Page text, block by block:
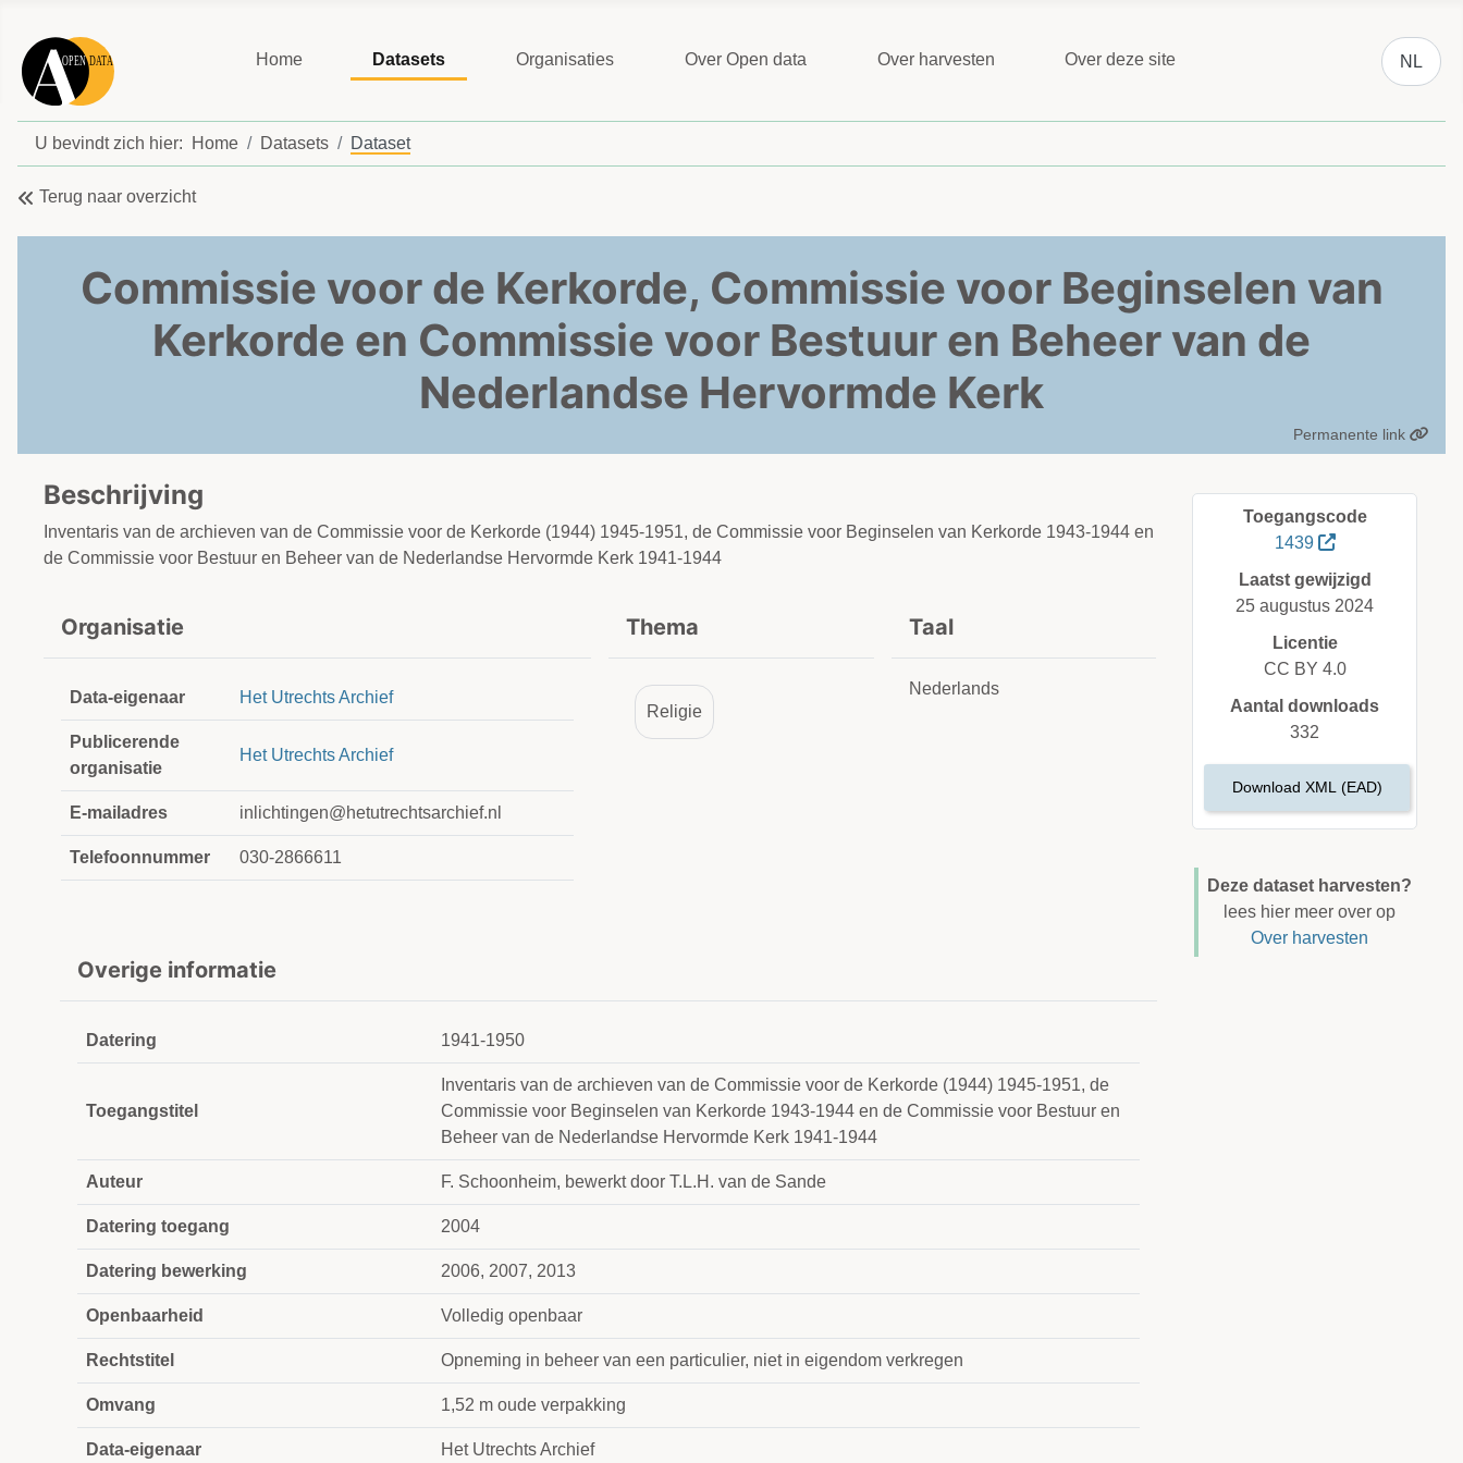
Home Datasets Organisaties Over Open data Over harvesten Over deze site
Selecteer
NL
U bevindt zich hier: Home Datasets Dataset
Terug naar overzicht
Commissie voor de Kerkorde, Commissie voor Beginselen van
Kerkorde en Commissie voor Bestuur en Beheer van de
Nederlandse Hervormde Kerk
Permanente link
Beschrijving
Inventaris van de archieven van de Commissie voor de Kerkorde (1944) 1945-1951, de Commissie voor Beginselen van Kerkorde 1943-1944 en
de Commissie voor Bestuur en Beheer van de Nederlandse Hervormde Kerk 1941-1944
Organisatie
Data-eigenaar Het Utrechts Archief
Publicerende
organisatie
Het Utrechts Archief
E-mailadres inlichtingen@hetutrechtsarchief.nl
Telefoonnummer 030-2866611
Thema
Religie
Taal
Nederlands
Overige informatie
Datering 1941-1950
Toegangstitel
Inventaris van de archieven van de Commissie voor de Kerkorde (1944) 1945-1951, de
Commissie voor Beginselen van Kerkorde 1943-1944 en de Commissie voor Bestuur en
Beheer van de Nederlandse Hervormde Kerk 1941-1944
Auteur F. Schoonheim, bewerkt door T.L.H. van de Sande
Datering toegang 2004
Datering bewerking 2006, 2007, 2013
Openbaarheid Volledig openbaar
Rechtstitel Opneming in beheer van een particulier, niet in eigendom verkregen
Omvang 1,52 m oude verpakking
Data-eigenaar Het Utrechts Archief
Toegangscode
1439
Laatst gewijzigd
25 augustus 2024
Licentie
CC BY 4.0
Aantal downloads
332
Download XML (EAD)
Deze dataset harvesten?
lees hier meer over op
Over harvesten